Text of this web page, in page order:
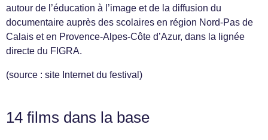
autour de l’éducation à l’image et de la diffusion du
documentaire auprès des scolaires en région Nord-Pas de
Calais et en Provence-Alpes-Côte d’Azur, dans la lignée
directe du FIGRA.
(source : site Internet du festival)
14 films dans la base